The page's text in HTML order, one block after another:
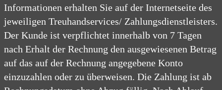
Informationen erhalten Sie auf der Internetseite des
jeweiligen Treuhandservices/ Zahlungsdienstleisters.
Der Kunde ist verpflichtet innerhalb von 7 Tagen
nach Erhalt der Rechnung den ausgewiesenen Betrag
auf das auf der Rechnung angegebene Konto
einzuzahlen oder zu überweisen. Die Zahlung ist ab